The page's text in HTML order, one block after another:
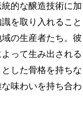
的な醸造技術に加
を取り入れること
の生産者たち。彼
って生み出される
した骨格を持ちな
味わいを持ち合わ